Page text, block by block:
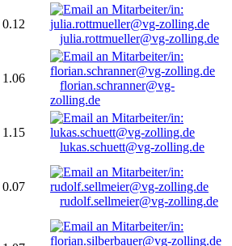
0.12
julia.rottmueller@vg-zolling.de
1.06
florian.schranner@vg-
zolling.de
1.15
lukas.schuett@vg-zolling.de
0.07
rudolf.sellmeier@vg-zolling.de